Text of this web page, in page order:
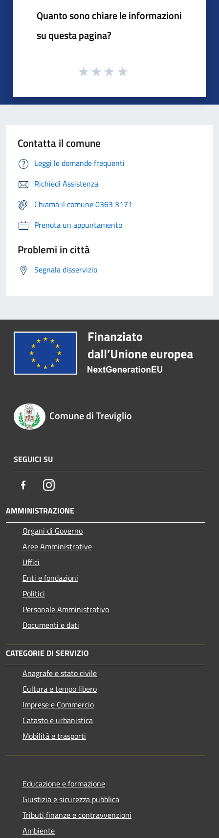
Quanto sono chiare le informazioni
su questa pagina?
Contatta il comune
Leggi le domande frequenti
Richiedi Assistenza
Chiama il comune 0363 3171
Prenota un appuntamento
Problemi in città
Segnala disservizio
Comune di Treviglio
SEGUICI SU
FacebookInstagram
AMMINISTRAZIONE
Organi di Governo
Aree Amministrative
Uffici
Enti e fondazioni
Politici
Personale Amministrativo
Documenti e dati
CATEGORIE DI SERVIZIO
Anagrafe e stato civile
Cultura e tempo libero
Imprese e Commercio
Catasto e urbanistica
Mobilità e trasporti
Educazione e formazione
Giustizia e sicurezza pubblica
Tributi,finanze e contravvenzioni
Ambiente